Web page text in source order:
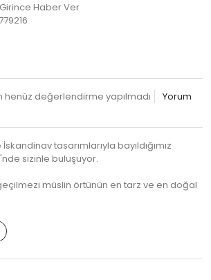
Haber Ver
henüz değerlendirme yapılmadı
Yorum
tasarımlarıyla bayıldığımız
sizinle buluşuyor.
müslin örtünün en tarz ve en doğal